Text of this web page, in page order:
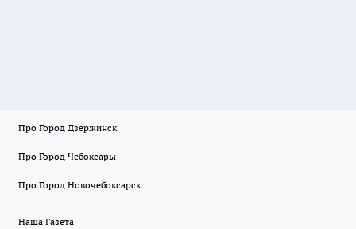
Про Город Дзержинск
Про Город Чебоксары
Про Город Новочебоксарск
Наша Газета